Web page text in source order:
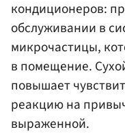
кондиционеров:
обслуживании в
микрочастицы,
в помещение.
повышает
реакцию на
выраженной.